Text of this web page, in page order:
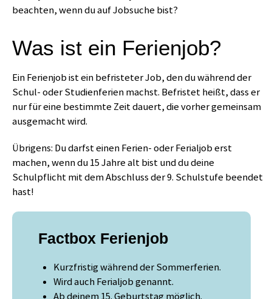
beachten, wenn du auf Jobsuche bist?
Was ist ein Ferienjob?
Ein Ferienjob ist ein befristeter Job, den du während der
Schul- oder Studienferien machst. Befristet heißt, dass er
nur für eine bestimmte Zeit dauert, die vorher gemeinsam
ausgemacht wird.
Übrigens: Du darfst einen Ferien- oder Ferialjob erst
machen, wenn du 15 Jahre alt bist und du deine
Schulpflicht mit dem Abschluss der 9. Schulstufe beendet
hast!
Factbox Ferienjob
Kurzfristig während der Sommerferien.
Wird auch Ferialjob genannt.
Ab deinem 15. Geburtstag möglich.